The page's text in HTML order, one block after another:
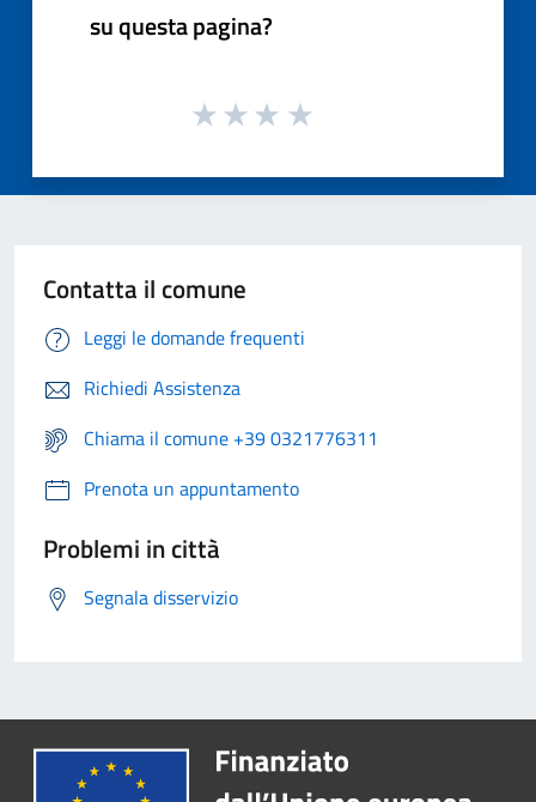
su questa pagina?
Contatta il comune
Leggi le domande frequenti
Richiedi Assistenza
Chiama il comune +39 0321776311
Prenota un appuntamento
Problemi in città
Segnala disservizio